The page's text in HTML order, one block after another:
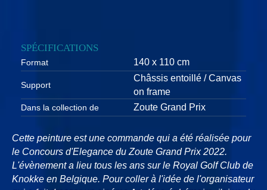
SPÉCIFICATIONS
Format 140 x 110 cm
Support
Châssis entoillé / Canvas
on frame
Dans la collection de Zoute Grand Prix
Cette peinture est une commande qui a été réalisée pour
le Concours d'Elegance du Zoute Grand Prix 2022.
L'évènement a lieu tous les ans sur le Royal Golf Club de
Knokke en Belgique. Pour coller à l'idée de l'organisateur